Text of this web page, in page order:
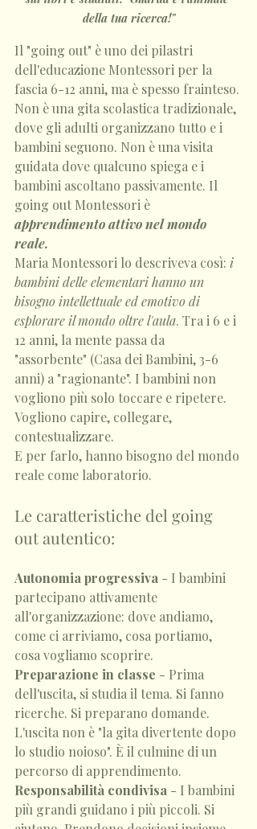
della tua ricerca!"
Il "going out" è uno dei pilastri
dell'educazione Montessori per la
fascia 6-12 anni, ma è spesso frainteso.
Non è una gita scolastica tradizionale,
dove gli adulti organizzano tutto e i
bambini seguono. Non è una visita
guidata dove qualcuno spiega e i
bambini ascoltano passivamente. Il
going out Montessori è
apprendimento attivo nel mondo
reale.
Maria Montessori lo descriveva così: i
bambini delle elementari hanno un
bisogno intellettuale ed emotivo di
esplorare il mondo oltre l'aula. Tra i 6 e i
12 anni, la mente passa da
"assorbente" (Casa dei Bambini, 3-6
anni) a "ragionante". I bambini non
vogliono più solo toccare e ripetere.
Vogliono capire, collegare,
contestualizzare.
E per farlo, hanno bisogno del mondo
reale come laboratorio.
Le caratteristiche del going
out autentico:
Autonomia progressiva - I bambini
partecipano attivamente
all'organizzazione: dove andiamo,
come ci arriviamo, cosa portiamo,
cosa vogliamo scoprire.
Preparazione in classe - Prima
dell'uscita, si studia il tema. Si fanno
ricerche. Si preparano domande.
L'uscita non è "la gita divertente dopo
lo studio noioso". È il culmine di un
percorso di apprendimento.
Responsabilità condivisa - I bambini
più grandi guidano i più piccoli. Si